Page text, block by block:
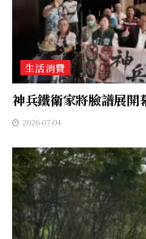
生活消費
神兵鐵衛家將臉譜展
2026-07-04